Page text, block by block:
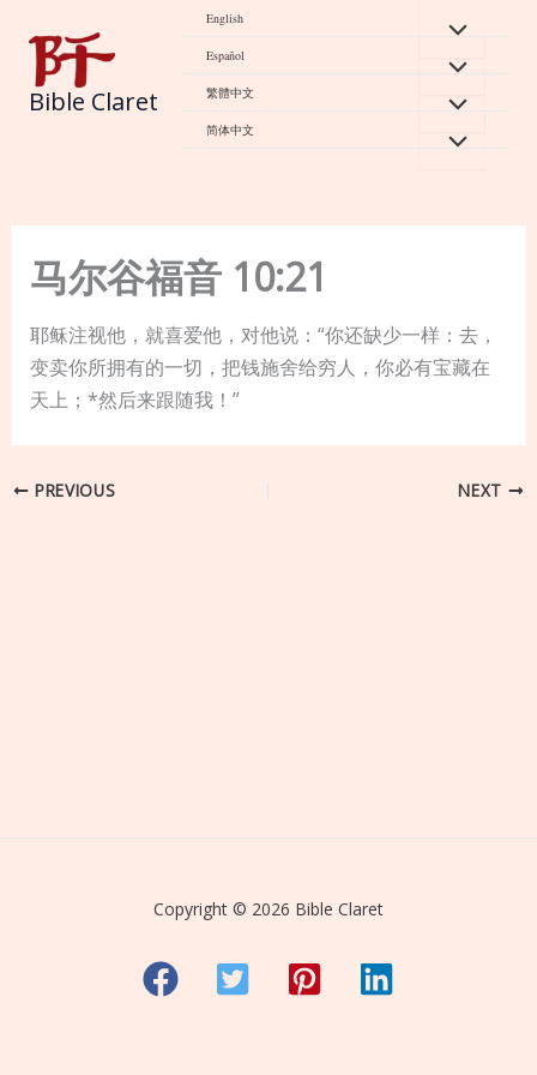
content
Bible Claret
English
Español
繁體中文
简体中文
马尔谷福音 10:21
耶稣注视他，就喜爱他，对他说：“你还缺少一样：去，
变卖你所拥有的一切，把钱施舍给穷人，你必有宝藏在
天上；*然后来跟随我！”
PREVIOUS NEXT
Copyright © 2026 Bible Claret